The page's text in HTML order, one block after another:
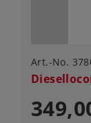
Art.-No.